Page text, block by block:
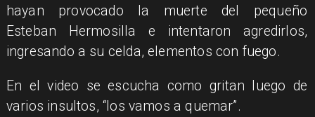
hayan provocado la muerte del pequeño
Esteban Hermosilla e intentaron agredirlos,
ingresando a su celda, elementos con fuego.
En el video se escucha como gritan luego de
varios insultos, “los vamos a quemar”.